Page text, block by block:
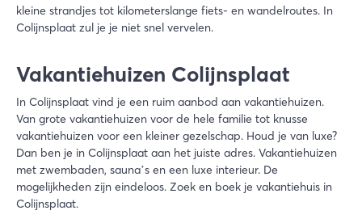
kleine strandjes tot kilometerslange fiets- en wandelroutes. In
Colijnsplaat zul je je niet snel vervelen.
Vakantiehuizen Colijnsplaat
In Colijnsplaat vind je een ruim aanbod aan vakantiehuizen.
Van grote vakantiehuizen voor de hele familie tot knusse
vakantiehuizen voor een kleiner gezelschap. Houd je van luxe?
Dan ben je in Colijnsplaat aan het juiste adres. Vakantiehuizen
met zwembaden, sauna’s en een luxe interieur. De
mogelijkheden zijn eindeloos. Zoek en boek je vakantiehuis in
Colijnsplaat.